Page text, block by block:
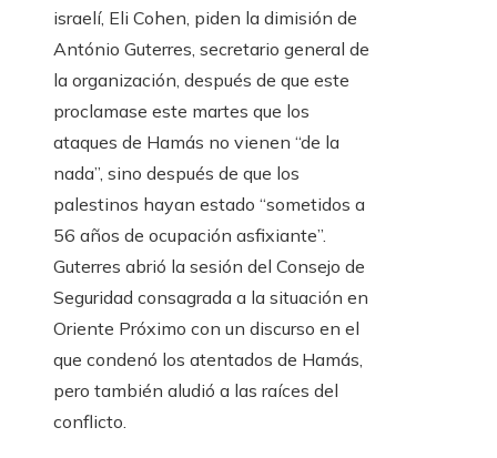
israelí, Eli Cohen, piden la dimisión de
António Guterres, secretario general de
la organización, después de que este
proclamase este martes que los
ataques de Hamás no vienen “de la
nada”, sino después de que los
palestinos hayan estado “sometidos a
56 años de ocupación asfixiante”.
Guterres abrió la sesión del Consejo de
Seguridad consagrada a la situación en
Oriente Próximo con un discurso en el
que condenó los atentados de Hamás,
pero también aludió a las raíces del
conflicto.